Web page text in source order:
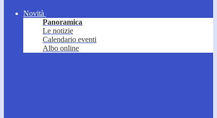
Novità
Panoramica
Le notizie
Calendario eventi
Albo online